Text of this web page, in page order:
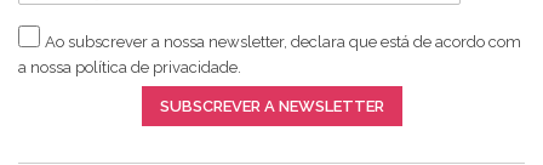
Catarina Amaro
5 estrelas. Gosto muito do serviço. A Harita Chotalal é muito
Ao subscrever a nossa newsletter, declara que está de acordo com
a nossa política de privacidade.
SUBSCREVER A NEWSLETTER